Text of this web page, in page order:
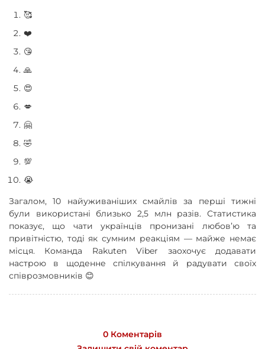
🥰
❤️
😘
🙏
😍
💋
🤗
🤣
💯
😭
Загалом, 10 найуживаніших смайлів за перші тижні
були використані близько 2,5 млн разів. Статистика
показує, що чати українців пронизані любовʼю та
привітністю, тоді як сумним реакціям — майже немає
місця. Команда Rakuten Viber заохочує додавати
настрою в щоденне спілкування й радувати своїх
співрозмовників 😊
0 Коментарів